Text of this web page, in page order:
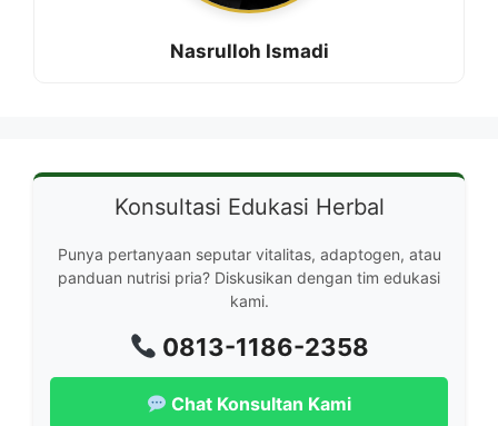
Nasrulloh Ismadi
Konsultasi Edukasi Herbal
Punya pertanyaan seputar vitalitas, adaptogen, atau
panduan nutrisi pria? Diskusikan dengan tim edukasi
kami.
0813-1186-2358
Chat Konsultan Kami